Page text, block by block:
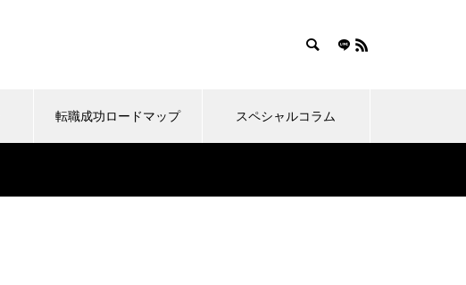
転職成功ロードマップ スペシャルコラム